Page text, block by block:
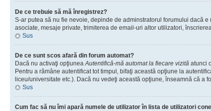
De ce trebuie să mă înregistrez?
S-ar putea să nu fie nevoie, depinde de adminstratorul forumului dacă
asociate, mesaje private, trimiterea de email-uri altor utilizatori,
Sus
De ce sunt scos afară din forum automat?
Dacă nu activaţi opţiuneaAutentifică-mă automat la fiecare vizită atunci
Pentru a rămâne autentificat tot timpul, bifaţi această opţiune la
liceu/universitate etc.). Dacă nu vedeţi această opţiune, înseamnă că a
Sus
Cum fac să nu îmi apară numele de utilizator în lista de utilizatori